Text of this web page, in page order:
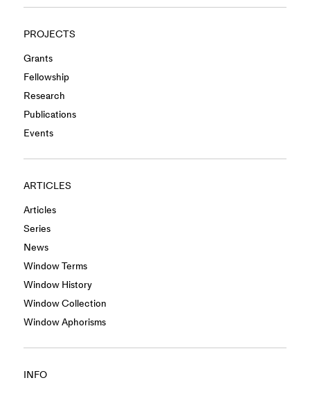
PROJECTS
Grants
Fellowship
Research
Publications
Events
ARTICLES
Articles
Series
News
Window Terms
Window History
Window Collection
Window Aphorisms
INFO